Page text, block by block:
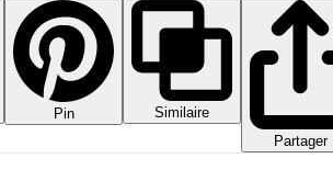
Pin
Similaire
Partager